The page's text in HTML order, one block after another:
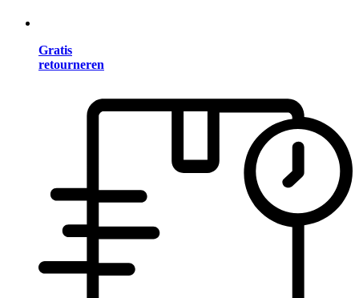
Gratis
retourneren